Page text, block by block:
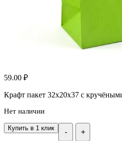
59.00 ₽
Крафт пакет 32х20х37 с
Нет наличии
- +
Купить в 1 клик